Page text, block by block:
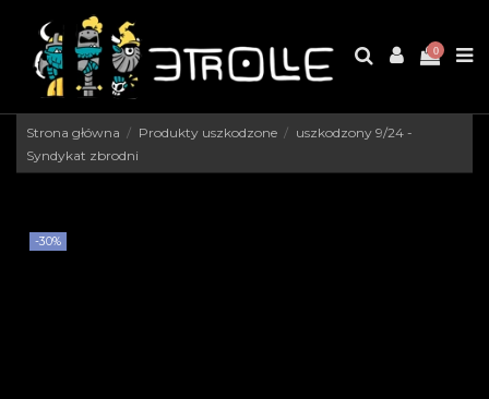
0
Strona główna Produkty uszkodzone
uszkodzony 9/24 -
Syndykat zbrodni
-30%